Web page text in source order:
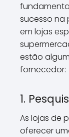
sucesso na
em lojas
estão
fornecedor:
1.
As lojas de
oferecer